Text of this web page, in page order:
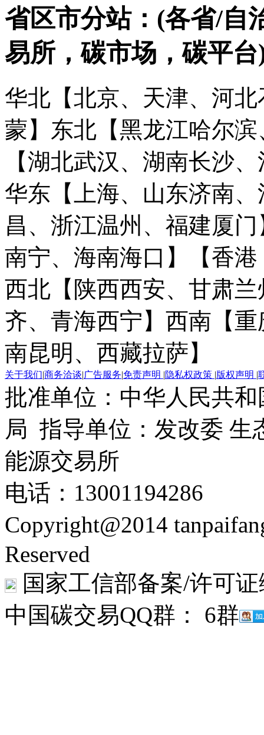
省区市分站：(各省/自
易所，碳市场，碳平台
华北【北京、天津、河
蒙】 东北【黑龙江哈尔
【湖北武汉、湖南长沙
华东【上海、山东济南
昌、浙江温州、福建厦门
南宁、海南海口】
【香
西北【陕西西安、甘肃
齐、青海西宁】 西南【
南昆明、西藏拉萨】
关于我们|商务洽谈|广告服务|免责声明 |隐私权政策 |版权声明 |
批准单位：中华人民共
局 指导单位：发改委 生
能源交易所
电话：13001194286
Copyright@2014
Reserved
国家工信部备案/许可
中国碳交易QQ群： 6群